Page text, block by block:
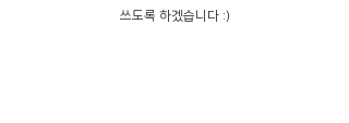
쓰도록 하겠습니다 :)